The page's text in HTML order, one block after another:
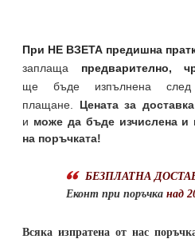
При НЕ ВЗЕТА предишна
заплаща предварително,
ще бъде изпълнена
плащане. Цената за доставка
и може да бъде изчислена и
на поръчката!
БЕЗПЛАТНА
Еконт при поръчка над
Всяка изпратена от нас